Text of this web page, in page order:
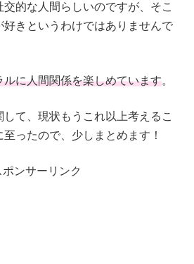
的な人間らしいのですが、そこ
好きというわけではありませんで
ルに人間関係を楽しめています。
して、現状もうこれ以上考えるこ
ったので、少しまとめます！
ポンサーリンク